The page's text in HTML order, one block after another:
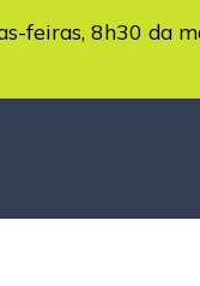
feiras, 8h30 da